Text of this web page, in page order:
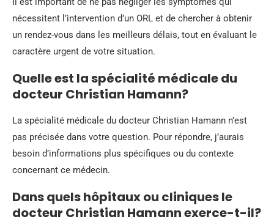
nécessitent l’intervention d’un ORL et de chercher à obtenir
un rendez-vous dans les meilleurs délais, tout en évaluant le
caractère urgent de votre situation.
Quelle est la spécialité médicale du
docteur Christian Hamann?
La spécialité médicale du docteur Christian Hamann n’est
pas précisée dans votre question. Pour répondre, j’aurais
besoin d’informations plus spécifiques ou du contexte
concernant ce médecin.
Dans quels hôpitaux ou cliniques le
docteur Christian Hamann exerce-t-il?